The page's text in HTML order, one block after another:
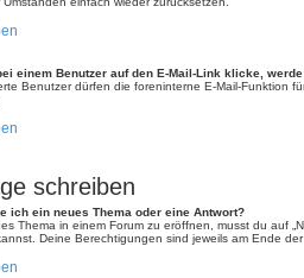
einem Benutzer auf den E-Mail-Link klicke,
Benutzer dürfen die foreninterne E-Mail-Funktion
schreiben
ich ein neues Thema oder eine Antwort?
Thema in einem Forum zu eröffnen, musst du auf
Deine Berechtigungen sind jeweils am Ende